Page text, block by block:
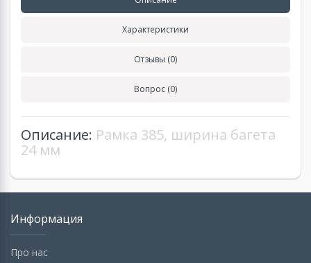
Характеристики
Отзывы (0)
Вопрос (0)
Описание: Рамка 385, ширина багетa
24 мм
Информация
Про нас